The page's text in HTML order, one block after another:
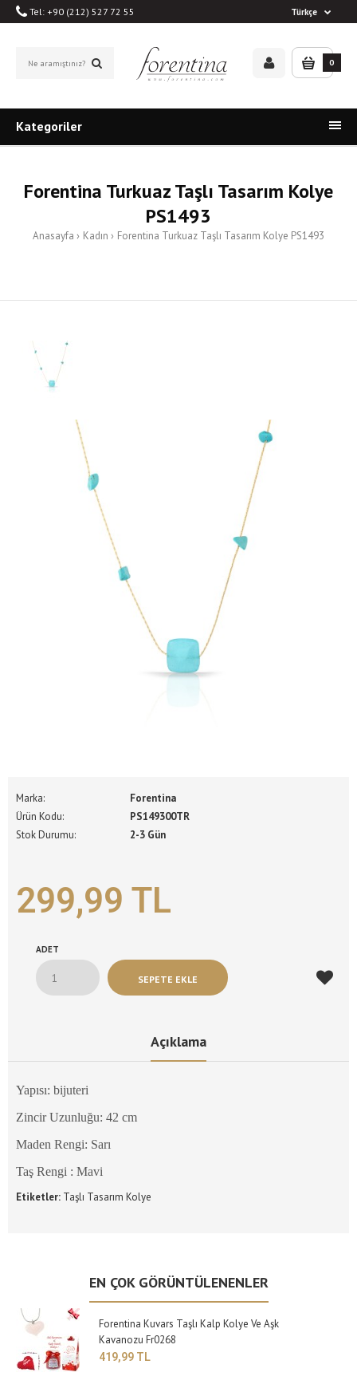
Tel: +90 (212) 527 72 55 Türkçe
0
Kategoriler
Forentina Turkuaz Taşlı Tasarım Kolye
PS1493
Anasayfa Kadın Forentina Turkuaz Taşlı Tasarım Kolye PS1493
Marka:
Forentina
Ürün Kodu:
PS149300TR
Stok Durumu:
2-3 Gün
299,99 TL
ADET
Açıklama
Yapısı: bijuteri
Zincir Uzunluğu: 42 cm
Maden Rengi: Sarı
Taş Rengi : Mavi
Etiketler: Taşlı Tasarım Kolye
EN ÇOK GÖRÜNTÜLENENLER
Forentina Kuvars Taşlı Kalp Kolye Ve Aşk
Kavanozu Fr0268
419,99 TL